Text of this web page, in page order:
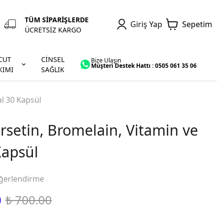
TÜM SİPARİŞLERDE
ÜCRETSİZ KARGO
Giriş Yap Sepetim
CİNSEL
SAĞLIK
Bize Ulaşın
Müşteri Destek Hattı : 0505 061 35 06
30 Kapsül
Bromelain, Vitamin ve
₺ 700.00